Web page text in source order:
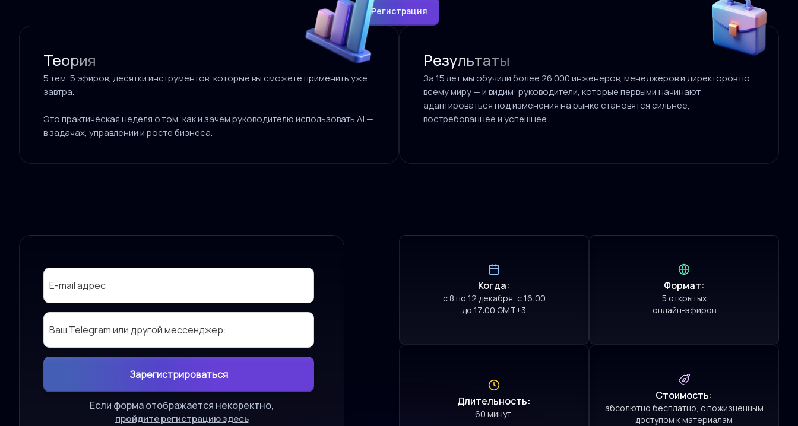
Регистрация
Теория
5 тем, 5 эфиров, десятки инструментов, которые вы сможете применить уже
завтра.
Это практическая неделя о том, как и зачем руководителю использовать AI —
в задачах, управлении и росте бизнеса.
Результаты
За 15 лет мы обучили более 26 000 инженеров, менеджеров и директоров по
всему миру — и видим: руководители, которые первыми начинают
адаптироваться под изменения на рынке становятся сильнее,
востребованнее и успешнее.
Если форма отображается некоректно,
пройдите регистрацию здесь
Когда:
с 8 по 12 декабря, с 16:00
до 17:00 GMT+3
Формат:
5 открытых
онлайн-эфиров
Длительность:
60 минут
Стоимость:
абсолютно бесплатно, с пожизненным
доступом к материалам